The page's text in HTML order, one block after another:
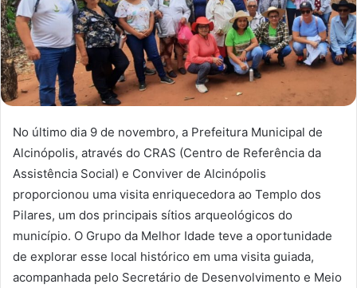
No último dia 9 de novembro, a Prefeitura Municipal de
Alcinópolis, através do CRAS (Centro de Referência da
Assistência Social) e Conviver de Alcinópolis
proporcionou uma visita enriquecedora ao Templo dos
Pilares, um dos principais sítios arqueológicos do
município. O Grupo da Melhor Idade teve a oportunidade
de explorar esse local histórico em uma visita guiada,
acompanhada pelo Secretário de Desenvolvimento e Meio